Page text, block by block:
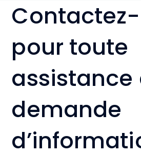
pour toute
assistance
demande